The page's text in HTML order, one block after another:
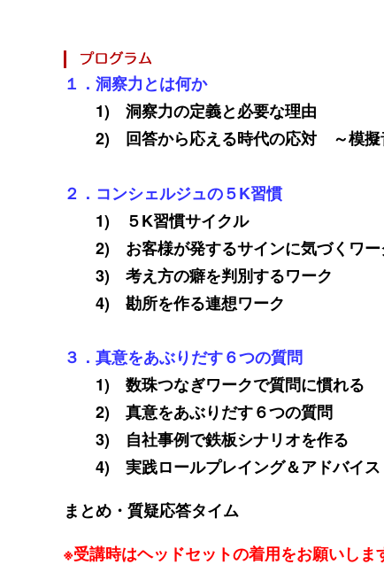
１．洞察力とは何か
1) 洞察力の定義と必要な理由
2) 回答から応える時代の応対 ～模擬
２．コンシェルジュの５K習慣
1) ５K習慣サイクル
2) お客様が発するサインに気づくワー
3) 考え方の癖を判別するワーク
4) 勘所を作る連想ワーク
３．真意をあぶりだす６つの質問
1) 数珠つなぎワークで質問に慣れる
2) 真意をあぶりだす６つの質問
3) 自社事例で鉄板シナリオを作る
4) 実践ロールプレイング＆アドバイス
まとめ・質疑応答タイム
※受講時はヘッドセットの着用をお願いしま